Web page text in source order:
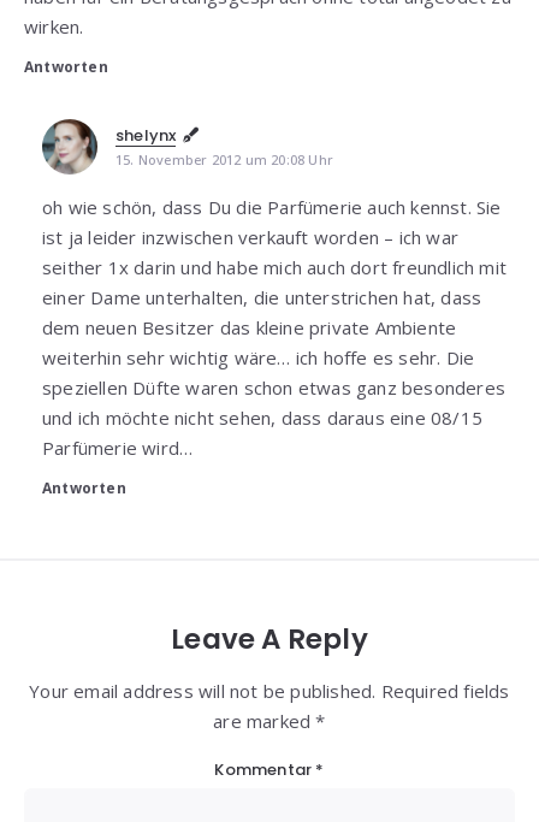
wirken.
Antworten
shelynx
15. November 2012 um 20:08 Uhr
oh wie schön, dass Du die Parfümerie auch kennst. Sie
ist ja leider inzwischen verkauft worden – ich war
seither 1x darin und habe mich auch dort freundlich mit
einer Dame unterhalten, die unterstrichen hat, dass
dem neuen Besitzer das kleine private Ambiente
weiterhin sehr wichtig wäre… ich hoffe es sehr. Die
speziellen Düfte waren schon etwas ganz besonderes
und ich möchte nicht sehen, dass daraus eine 08/15
Parfümerie wird…
Antworten
Leave A Reply
Your email address will not be published. Required fields
are marked *
Kommentar *